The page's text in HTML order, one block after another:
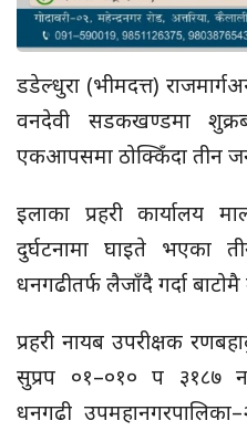
डडेल्धुरा (भीमदत्त)
वनदेवी सडकखण्डमा
एकआपसमा ठोक्किँदा तीन
इलाका प्रहरी कार्यालय
दुर्घटनामा घाइते भएका
धनगढीतर्फ लैजाँदै गर्दा
प्रहरी नायब उपरीक्षक
सुप्रप ०१–०१० प ३१८७
धनगढी